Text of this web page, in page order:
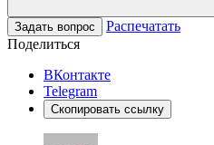
Задать вопрос
Распечатать
Поделиться
ВКонтакте
Telegram
Скопировать ссылку